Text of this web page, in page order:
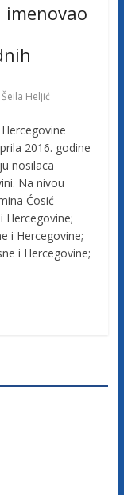
imenovao
Šeila Heljić
2016. godine
nosilaca
Na nivou
Ćosić-
Hercegovine;
i Hercegovine;
i Hercegovine;